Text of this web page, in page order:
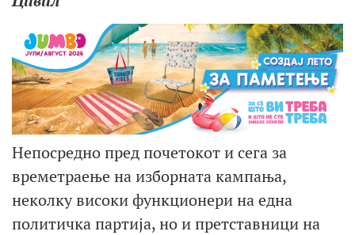
Непосредно пред почетокот и сега за
времетраење на изборната кампања,
неколку високи функционери на една
политичка партија, но и претставници на